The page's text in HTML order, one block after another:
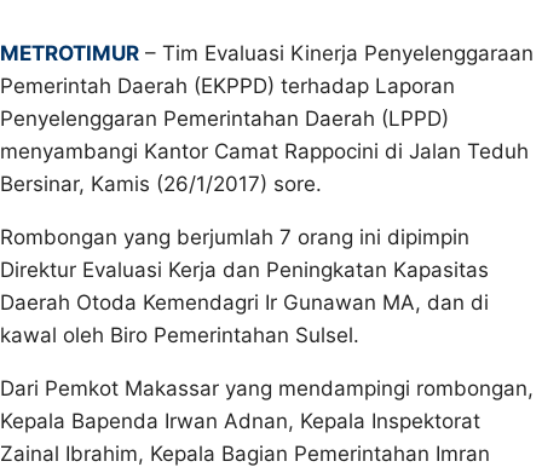
METROTIMUR – Tim Evaluasi Kinerja Penyelenggaraan
Pemerintah Daerah (EKPPD) terhadap Laporan
Penyelenggaran Pemerintahan Daerah (LPPD)
menyambangi Kantor Camat Rappocini di Jalan Teduh
Bersinar, Kamis (26/1/2017) sore.
Rombongan yang berjumlah 7 orang ini dipimpin
Direktur Evaluasi Kerja dan Peningkatan Kapasitas
Daerah Otoda Kemendagri Ir Gunawan MA, dan di
kawal oleh Biro Pemerintahan Sulsel.
Dari Pemkot Makassar yang mendampingi rombongan,
Kepala Bapenda Irwan Adnan, Kepala Inspektorat
Zainal Ibrahim, Kepala Bagian Pemerintahan Imran